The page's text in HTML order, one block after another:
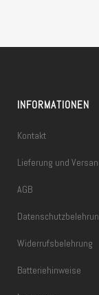
INFORMATIONEN
Kontakt
Lieferung und
AGB
Widerrufsbelehrung
Batteriehinweise